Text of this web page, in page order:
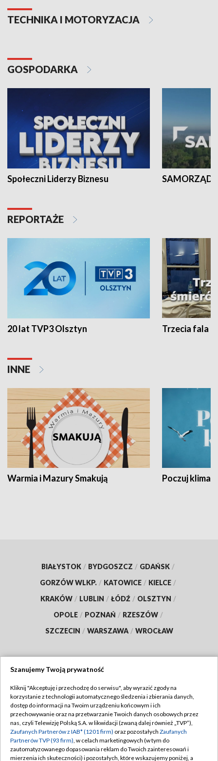
TECHNIKA I MOTORYZACJA
GOSPODARKA
Społeczni Liderzy Biznesu SAMORZĄD
REPORTAŻE
20 lat TVP3 Olsztyn Trzecia fala -
INNE
Warmia i Mazury Smakują Poczuj klimat
BIAŁYSTOK / BYDGOSZCZ / GDAŃSK /
GORZÓW WLKP. / KATOWICE / KIELCE /
KRAKÓW / LUBLIN / ŁÓDŹ / OLSZTYN /
OPOLE / POZNAŃ / RZESZÓW /
SZCZECIN / WARSZAWA / WROCŁAW
TVP
Abonament TVP
Emisja w TVP
Centrum informacji TVP
Regulamin TVP
Polityka prywatności
Moje zgody
Szanujemy Twoją prywatność
Kliknij "Akceptuję i przechodzę do serwisu", aby wyrazić zgody na
korzystanie z technologii automatycznego śledzenia i zbierania danych,
dostęp do informacji na Twoim urządzeniu końcowym i ich
przechowywanie oraz na przetwarzanie Twoich danych osobowych przez
nas, czyli Telewizję Polską S.A. w likwidacji (zwaną dalej również „TVP”),
Zaufanych Partnerów z IAB* (1201 firm) oraz pozostałych Zaufanych
Partnerów TVP (93 firm), w celach marketingowych (w tym do
zautomatyzowanego dopasowania reklam do Twoich zainteresowań i
mierzenia ich skuteczności) i pozostałych, które wskazujemy poniżej, a